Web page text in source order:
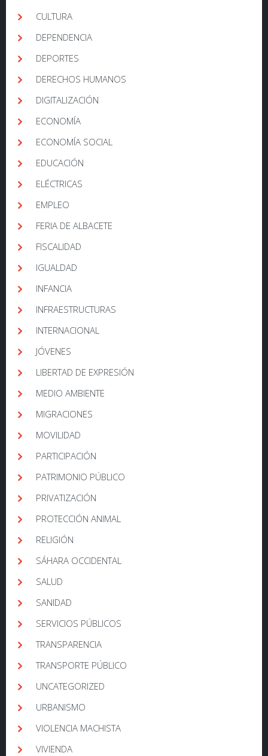
CULTURA
DEPENDENCIA
DEPORTES
DERECHOS HUMANOS
DIGITALIZACIÓN
ECONOMÍA
ECONOMÍA SOCIAL
EDUCACIÓN
ELÉCTRICAS
EMPLEO
FERIA DE ALBACETE
FISCALIDAD
IGUALDAD
INFANCIA
INFRAESTRUCTURAS
INTERNACIONAL
JÓVENES
LIBERTAD DE EXPRESIÓN
MEDIO AMBIENTE
MIGRACIONES
MOVILIDAD
PARTICIPACIÓN
PATRIMONIO PÚBLICO
PRIVATIZACIÓN
PROTECCIÓN ANIMAL
RELIGIÓN
SÁHARA OCCIDENTAL
SALUD
SANIDAD
SERVICIOS PÚBLICOS
TRANSPARENCIA
TRANSPORTE PÚBLICO
UNCATEGORIZED
URBANISMO
VIOLENCIA MACHISTA
VIVIENDA